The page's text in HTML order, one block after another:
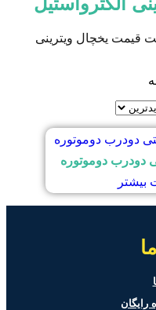
یخچال ویترینی
دودرب دوموتوره
بیشتر